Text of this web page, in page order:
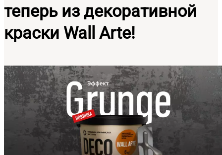
теперь из декоративной
краски Wall Arte!